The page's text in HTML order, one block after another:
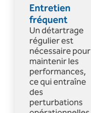
Entretien
fréquent
Un détartrage
régulier est
nécessaire pour
maintenir les
performances,
ce qui entraîne
des
perturbations